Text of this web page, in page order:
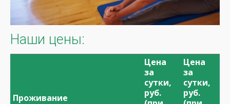
Наши цены:
Проживание
Цена
за
сутки,
руб.
Цена
за
сутки,
руб.